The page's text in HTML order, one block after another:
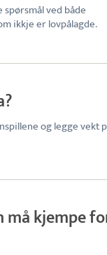
ved både
ikkje er lovpålagde.
og legge vekt
må kjempe